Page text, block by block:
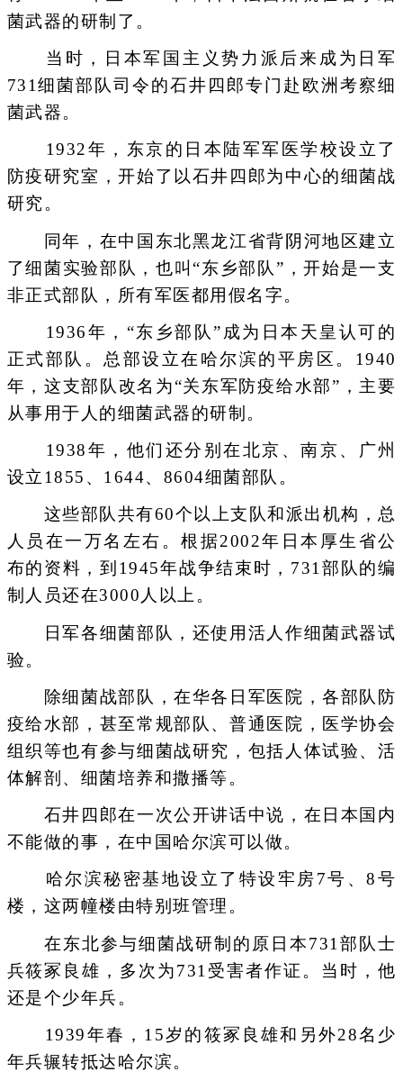
菌武器的研制了。
当时，日本军国主义势力派后来成为日军
731细菌部队司令的石井四郎专门赴欧洲考察细
菌武器。
1932年，东京的日本陆军军医学校设立了
防疫研究室，开始了以石井四郎为中心的细菌战
研究。
同年，在中国东北黑龙江省背阴河地区建立
了细菌实验部队，也叫“东乡部队”，开始是一支
非正式部队，所有军医都用假名字。
1936年，“东乡部队”成为日本天皇认可的
正式部队。总部设立在哈尔滨的平房区。1940
年，这支部队改名为“关东军防疫给水部”，主要
从事用于人的细菌武器的研制。
1938年，他们还分别在北京、南京、广州
设立1855、1644、8604细菌部队。
这些部队共有60个以上支队和派出机构，总
人员在一万名左右。根据2002年日本厚生省公
布的资料，到1945年战争结束时，731部队的编
制人员还在3000人以上。
日军各细菌部队，还使用活人作细菌武器试
验。
除细菌战部队，在华各日军医院，各部队防
疫给水部，甚至常规部队、普通医院，医学协会
组织等也有参与细菌战研究，包括人体试验、活
体解剖、细菌培养和撒播等。
石井四郎在一次公开讲话中说，在日本国内
不能做的事，在中国哈尔滨可以做。
哈尔滨秘密基地设立了特设牢房7号、8号
楼，这两幢楼由特别班管理。
在东北参与细菌战研制的原日本731部队士
兵筱冢良雄，多次为731受害者作证。当时，他
还是个少年兵。
1939年春，15岁的筱冢良雄和另外28名少
年兵辗转抵达哈尔滨。